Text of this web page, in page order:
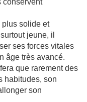
conservent
solide et
jeune, il
ses forces vitales
âge très avancé.
que rarement des
habitudes, son
son